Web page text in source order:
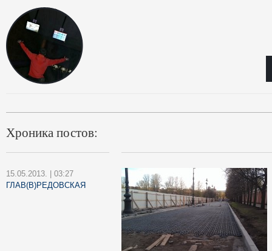
Хроника постов:
15.05.2013. | 03:27
ГЛАВ(В)РЕДОВСКАЯ